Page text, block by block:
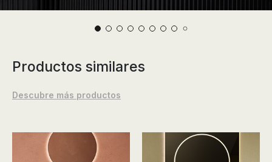
Productos similares
Descubre más productos